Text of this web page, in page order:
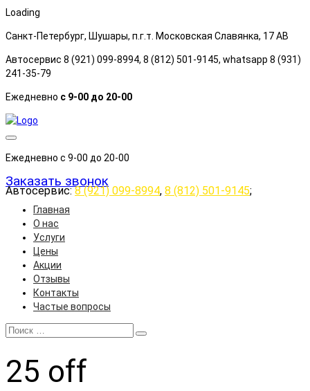
Loading
Санкт-Петербург, Шушары, п.г.т. Московская Славянка, 17 АB
Автосервис 8 (921) 099-8994, 8 (812) 501-9145, whatsapp 8 (931)
241-35-79
Ежедневно с 9-00 до 20-00
Ежедневно с 9-00 до 20-00
Заказать звонок
Автосервис:8 (921) 099-8994, 8 (812) 501-9145;
Главная
О нас
Услуги
Цены
Акции
Отзывы
Контакты
Частые вопросы
25 off